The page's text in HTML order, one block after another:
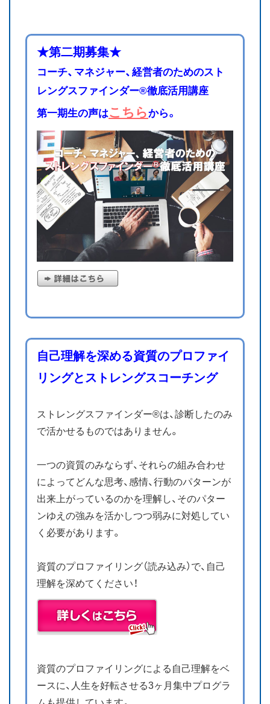
★第二期募集★
コーチ、マネジャー、経営者のためのスト
レングスファインダー®徹底活用講座
第一期生の声はこちらから。
自己理解を深める資質のプロファイ
リングとストレングスコーチング
ストレングスファインダー®は、診断したのみ
で活かせるものではありません。
一つの資質のみならず、それらの組み合わせ
によってどんな思考、感情、行動のパターンが
出来上がっているのかを理解し、そのパター
ンゆえの強みを活かしつつ弱みに対処してい
く必要があります。
資質のプロファイリング（読み込み）で、自己
理解を深めてください！
資質のプロファイリングによる自己理解をベ
ースに、人生を好転させる3ヶ月集中プログラ